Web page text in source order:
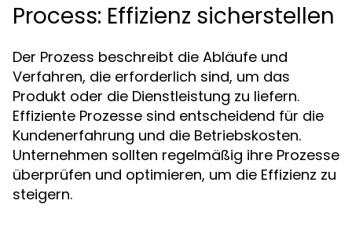
Process: Effizienz sicherstellen
Der Prozess beschreibt die Abläufe und
Verfahren, die erforderlich sind, um das
Produkt oder die Dienstleistung zu liefern.
Effiziente Prozesse sind entscheidend für die
Kundenerfahrung und die Betriebskosten.
Unternehmen sollten regelmäßig ihre Prozesse
überprüfen und optimieren, um die Effizienz zu
steigern.